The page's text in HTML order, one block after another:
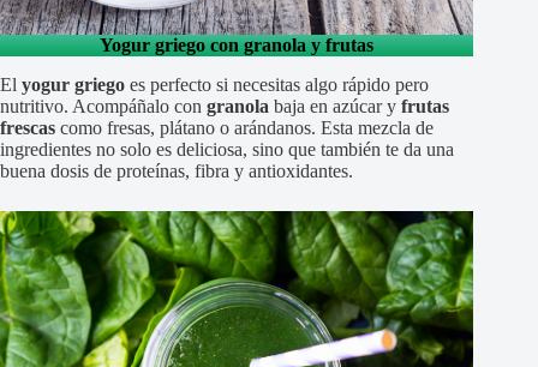
Yogur griego con granola y frutas
El yogur griego es perfecto si necesitas algo rápido pero
nutritivo. Acompáñalo con granola baja en azúcar y frutas
frescas como fresas, plátano o arándanos. Esta mezcla de
ingredientes no solo es deliciosa, sino que también te da una
buena dosis de proteínas, fibra y antioxidantes.